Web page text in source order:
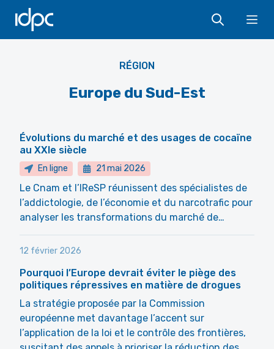
IDPC
RÉGION
Europe du Sud-Est
Évolutions du marché et des usages de cocaïne
au XXIe siècle
En ligne 21 mai 2026
Le Cnam et l’IReSP réunissent des spécialistes de
l’addictologie, de l’économie et du narcotrafic pour
analyser les transformations du marché de…
12 février 2026
Pourquoi l’Europe devrait éviter le piège des
politiques répressives en matière de drogues
La stratégie proposée par la Commission
européenne met davantage l’accent sur
l’application de la loi et le contrôle des frontières,